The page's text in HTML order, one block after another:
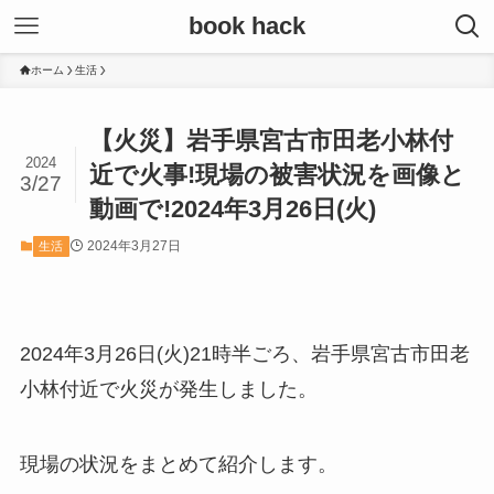
book hack
ホーム 生活
【火災】岩手県宮古市田老小林付
近で火事!現場の被害状況を画像と
動画で!2024年3月26日(火)
2024
3/27
生活 2024年3月27日
2024年3月26日(火)21時半ごろ、岩手県宮古市田老
小林付近で火災が発生しました。
現場の状況をまとめて紹介します。